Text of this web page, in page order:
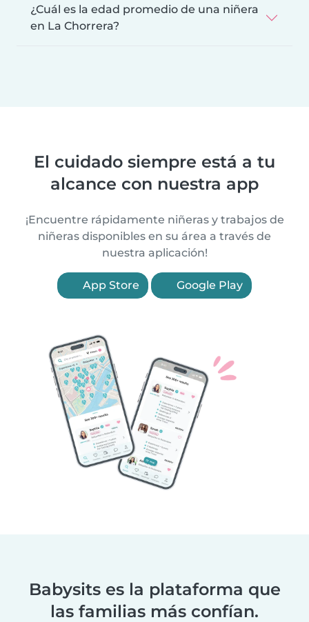
¿Cuál es la edad promedio de una niñera
en La Chorrera?
El cuidado siempre está a tu
alcance con nuestra app
¡Encuentre rápidamente niñeras y trabajos de
niñeras disponibles en su área a través de
nuestra aplicación!
App Store Google Play
Babysits es la plataforma que
las familias más confían.